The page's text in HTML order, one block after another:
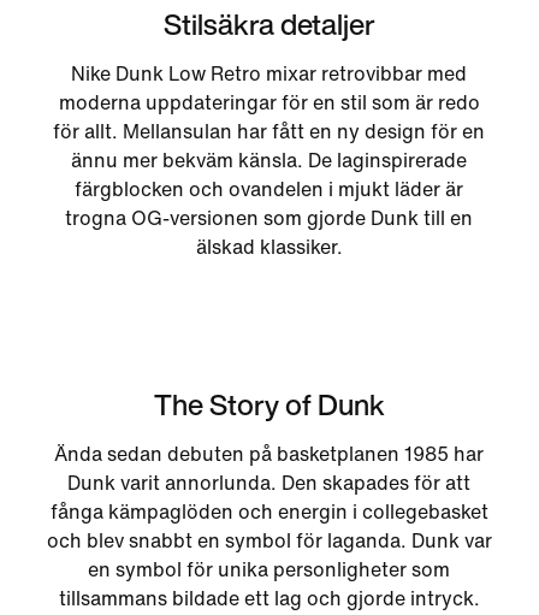
Stilsäkra detaljer
Nike Dunk Low Retro mixar retrovibbar med
moderna uppdateringar för en stil som är redo
för allt. Mellansulan har fått en ny design för en
ännu mer bekväm känsla. De laginspirerade
färgblocken och ovandelen i mjukt läder är
trogna OG-versionen som gjorde Dunk till en
älskad klassiker.
The Story of Dunk
Ända sedan debuten på basketplanen 1985 har
Dunk varit annorlunda. Den skapades för att
fånga kämpaglöden och energin i collegebasket
och blev snabbt en symbol för laganda. Dunk var
en symbol för unika personligheter som
tillsammans bildade ett lag och gjorde intryck.